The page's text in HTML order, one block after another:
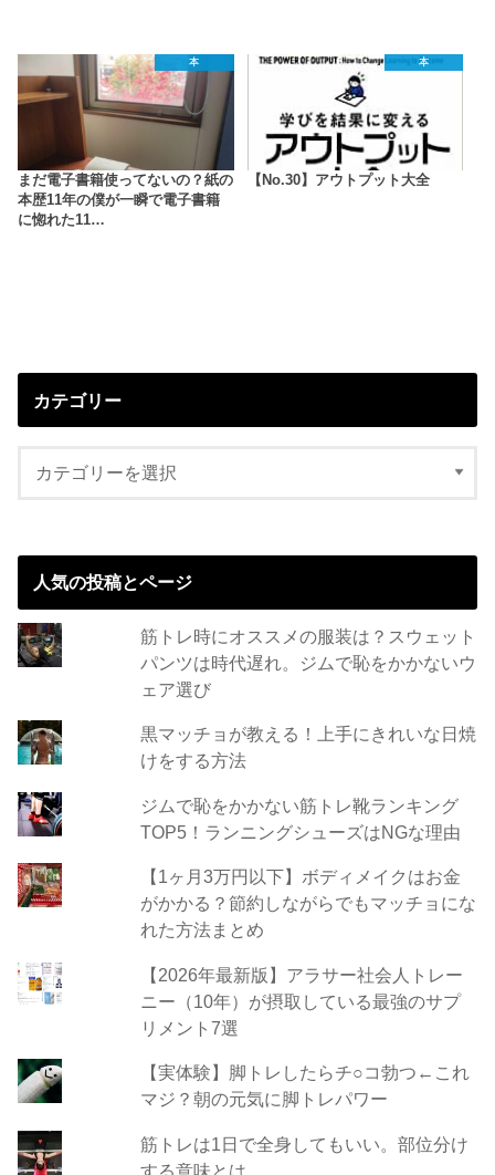
本
まだ電子書籍使ってないの？紙の
本歴11年の僕が一瞬で電子書籍
に惚れた11…
本
【No.30】アウトプット大全
カテゴリー
人気の投稿とページ
筋トレ時にオススメの服装は？スウェット
パンツは時代遅れ。ジムで恥をかかないウ
ェア選び
黒マッチョが教える！上手にきれいな日焼
けをする方法
ジムで恥をかかない筋トレ靴ランキング
TOP5！ランニングシューズはNGな理由
【1ヶ月3万円以下】ボディメイクはお金
がかかる？節約しながらでもマッチョにな
れた方法まとめ
【2026年最新版】アラサー社会人トレー
ニー（10年）が摂取している最強のサプ
リメント7選
【実体験】脚トレしたらチ○コ勃つ←これ
マジ？朝の元気に脚トレパワー
筋トレは1日で全身してもいい。部位分け
する意味とは